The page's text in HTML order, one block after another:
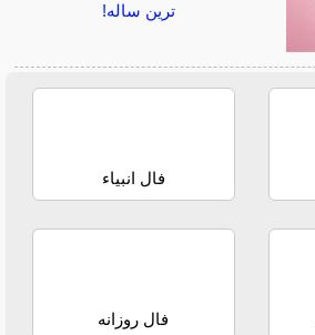
ترین ساله!
فال انبیاء
فال روزانه